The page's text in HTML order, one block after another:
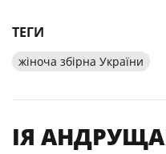
ТЕГИ
жіноча збірна України
ІЯ